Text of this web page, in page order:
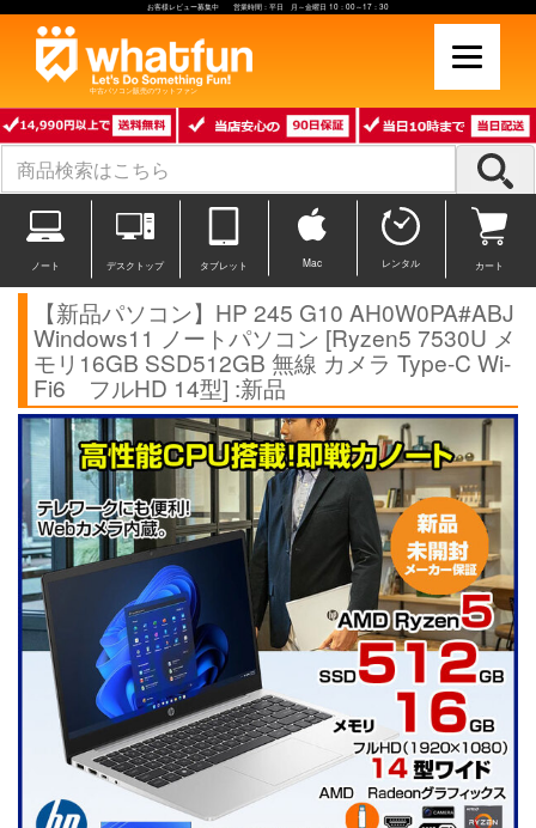
お客様レビュー募集中 営業時間：平日 月～金曜日 10：00～17：30
中古パソコン販売のワットファン
ノート デスクトップ タブレット Mac レンタル カート
【新品パソコン】HP 245 G10 AH0W0PA#ABJ
Windows11 ノートパソコン [Ryzen5 7530U メ
モリ16GB SSD512GB 無線 カメラ Type-C Wi-
Fi6 フルHD 14型] :新品